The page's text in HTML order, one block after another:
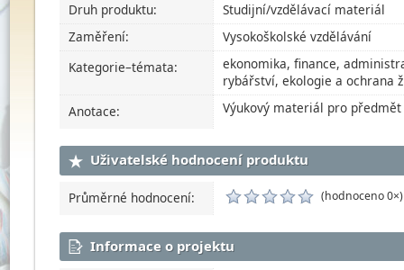
Druh produktu:
Studijní/vzdělávací materiál
Zaměření:
Vysokoškolské vzdělávání
Kategorie–témata:
ekonomika, finance,
rybářství, ekologie a ochrana
Anotace:
Výukový materiál pro
Uživatelské hodnocení produktu
Průměrné hodnocení: (hodnoceno 0×)
Informace o projektu